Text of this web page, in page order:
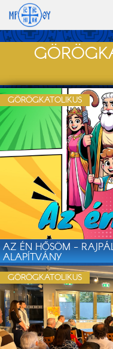
AZ ÉN HŐSÖM -
ALAPÍTVÁNY
GÖRÖGKATOLIKUS
GÖRÖGKATOLIKUS